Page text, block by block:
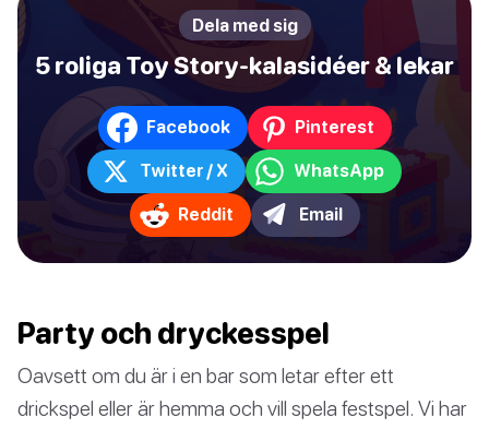
Dela med sig
5 roliga Toy Story-kalasidéer & lekar
Facebook Pinterest
Twitter / X WhatsApp
Reddit Email
Party och dryckesspel
Oavsett om du är i en bar som letar efter ett
drickspel eller är hemma och vill spela festspel. Vi har